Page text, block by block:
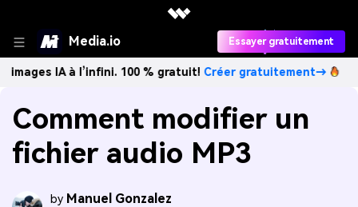
Media.io Essayer gratuitement
à l’infini. 100 % gratuit!Créer gratuitement→ Créez
Comment modifier un
fichier audio MP3
by Manuel Gonzalez